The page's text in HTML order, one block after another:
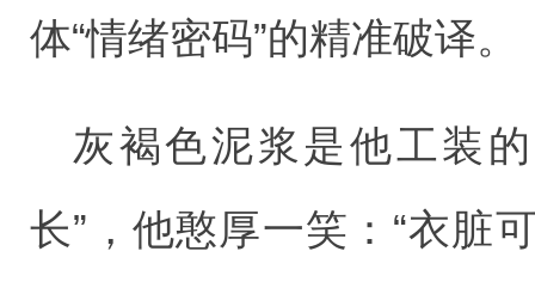
体“情绪密码”的精准破译。
灰褐色泥浆是他工装
长”，他憨厚一笑：“衣脏